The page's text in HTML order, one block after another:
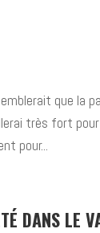
que la
très fort
pour...
DANS LE